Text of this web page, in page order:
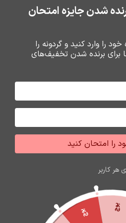
پوچ
پوچ
شدن جایزه امتحان
را وارد کنید و گردونه را
برای برنده شدن تخفیف‌های
را امتحان کنید
هر کاربر